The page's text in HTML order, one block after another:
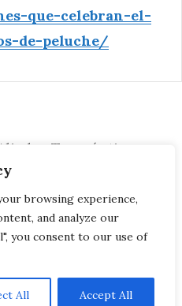
browsing experience,
and analyze our
you consent to our use of
All Accept All
que-celebran-el-
de-peluche/
Terapéuticos
de los Osos
través del Tiempo
PRIVACIDAD, COOKIES